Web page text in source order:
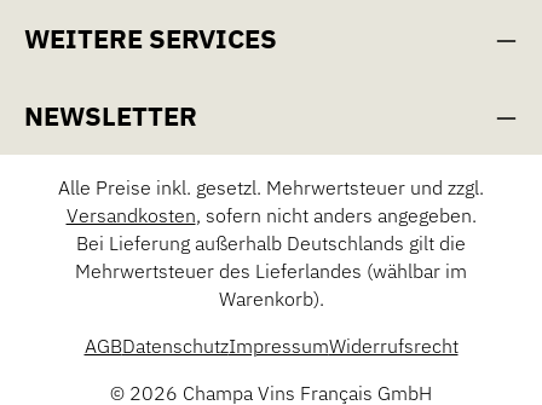
WEITERE SERVICES
NEWSLETTER
Alle Preise inkl. gesetzl. Mehrwertsteuer und zzgl.
Versandkosten, sofern nicht anders angegeben.
Bei Lieferung außerhalb Deutschlands gilt die
Mehrwertsteuer des Lieferlandes (wählbar im
Warenkorb).
© 2026 Champa Vins Français GmbH
AGBDatenschutzImpressumWiderrufsrecht